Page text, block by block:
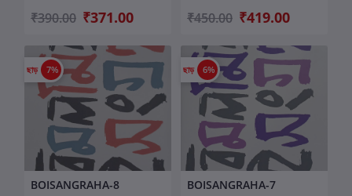
₹390.00 ₹371.00 ₹450.00 ₹419.00
ছাড় 7%
কার্টে যোগ করুন
BOISANGRAHA-8
ছাড় 6%
কার্টে যোগ করুন
BOISANGRAHA-7